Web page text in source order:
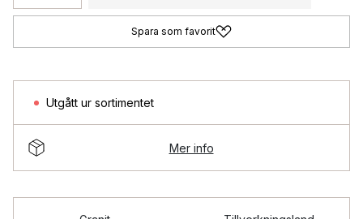
Spara som favorit
Utgått ur sortimentet
Mer info